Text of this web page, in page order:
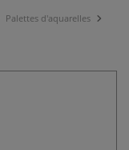
Palettes d'aquarelles